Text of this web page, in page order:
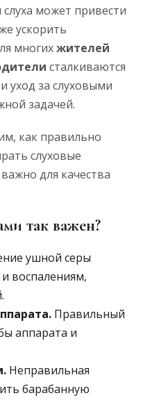
слуха может привести
ускорить
многихжителей
сталкиваются
уход за слуховыми
задачей.
как правильно
слуховые
для качества
так важен?
ушной серы
воспалениям,
Правильный
аппарата и
Неправильная
барабанную